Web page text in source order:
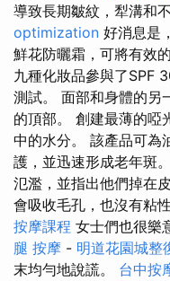
導致長期皺紋，犁溝和
optimization 好消息是
鮮花防曬霜，可將有效
九種化妝品參與了SPF
測試。 面部和身體的另
的頂部。 創建最薄的啞
中的水分。 該產品可為
護，並迅速形成老年斑。
氾濫，並指出他們掉在
會吸收毛孔，也沒有粘
按摩課程 女士們也很樂
腿 按摩 - 明道花園城整
末均勻地說謊。 台中按